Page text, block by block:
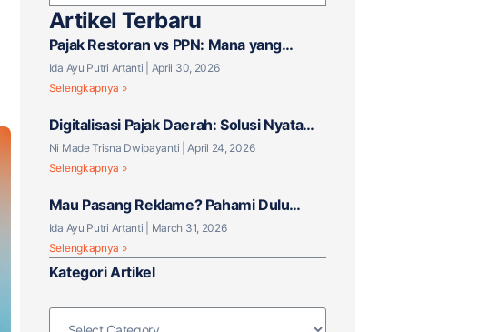
Artikel Terbaru
Pajak Restoran vs PPN: Mana yang
Berlaku untuk Bisnis F&B Anda?
Ida Ayu Putri Artanti
April 30, 2026
Selengkapnya »
Digitalisasi Pajak Daerah: Solusi Nyata
atau Tantangan Baru?
Ni Made Trisna Dwipayanti April 24, 2026
Selengkapnya »
Mau Pasang Reklame? Pahami Dulu
Pajaknya!
Ida Ayu Putri Artanti
March 31, 2026
Selengkapnya »
Kategori Artikel